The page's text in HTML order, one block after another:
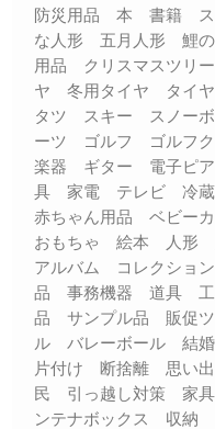
防災用品 本 書籍
な人形 五月人形 鯉
用品 クリスマスツリ
ヤ 冬用タイヤ タイ
タツ スキー スノー
ーツ ゴルフ ゴルフ
楽器 ギター 電子ピ
具 家電 テレビ 冷
赤ちゃん用品 ベビー
おもちゃ 絵本 人形
アルバム コレクシ
品 事務機器 道具
品 サンプル品 販促
ル バレーボール
片付け 断捨離 思い
民 引っ越し対策 家
ンテナボックス 収納